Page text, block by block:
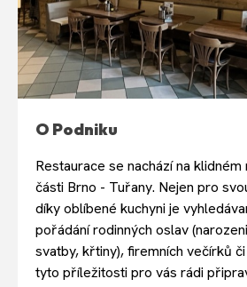
O Podniku
Restaurace se nachází na
části Brno - Tuřany. Nejen pro
díky oblíbené kuchyni je
pořádání rodinných oslav
svatby, křtiny), firemních večírků
tyto příležitosti pro vás rádi